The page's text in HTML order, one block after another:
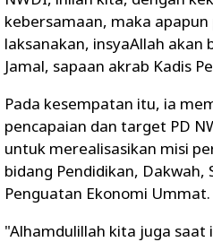
kebersamaan, maka
laksanakan, insyaAllah akan
Jamal, sapaan akrab Kadis
Pada kesempatan itu, ia
pencapaian dan target PD
untuk merealisasikan misi
bidang Pendidikan, Dakwah,
Penguatan Ekonomi Ummat.
"Alhamdulillah kita juga saat